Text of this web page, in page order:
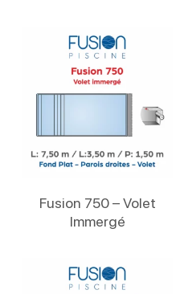
Fusion 750 – Volet
Immergé